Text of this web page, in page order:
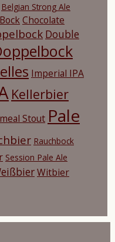
Belgian Strong Ale
BockChocolate
Double
Imperial IPA
Kellerbier
Stout Pale
Rauchbock
Session Pale Ale
Witbier